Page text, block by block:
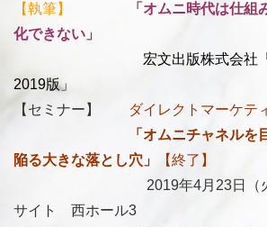
【執筆】
「 オムニ時代は仕組
化できない」
宏文出版株式会社「通
2019版」
【セミナー】
ダイレクトマーケテ
「オムニチャネルを
陥る大きな落とし穴 」
【終了】
2019年4月23日（火）
サイト 西ホール3